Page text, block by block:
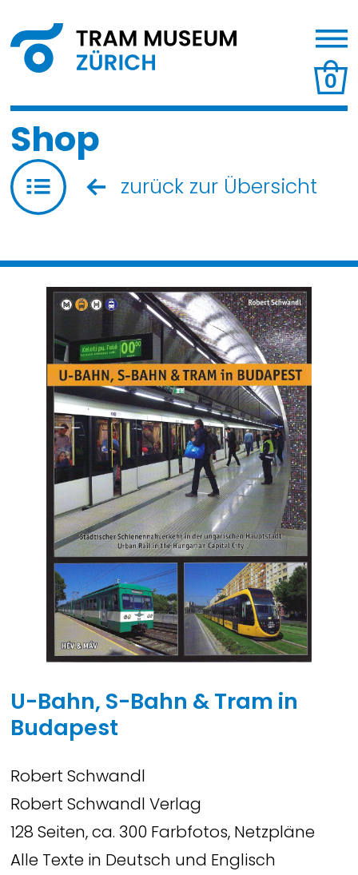
0
Shop
zurück zur Übersicht
U-Bahn, S-Bahn & Tram in
Budapest
Robert Schwandl
Robert Schwandl Verlag
128 Seiten, ca. 300 Farbfotos, Netzpläne
Alle Texte in Deutsch und Englisch